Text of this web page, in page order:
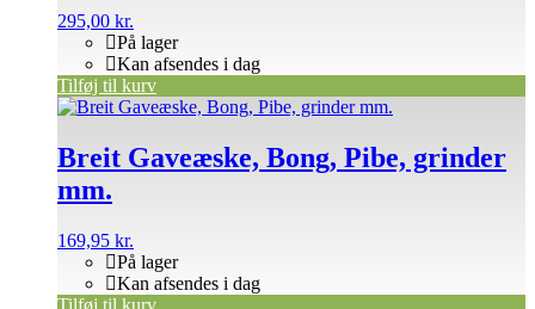
295,00 kr.
På lager
Kan afsendes i dag
Tilføj til kurv
Breit Gaveæske, Bong, Pibe, grinder
mm.
169,95 kr.
På lager
Kan afsendes i dag
Tilføj til kurv